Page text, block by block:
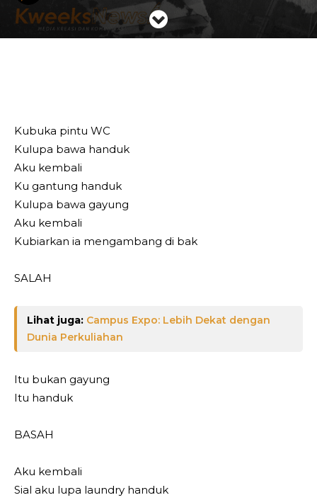
Kubuka pintu WC
Kulupa bawa handuk
Aku kembali
Ku gantung handuk
Kulupa bawa gayung
Aku kembali
Kubiarkan ia mengambang di bak
SALAH
Lihat juga: Campus Expo: Lebih Dekat dengan
Dunia Perkuliahan
Itu bukan gayung
Itu handuk
BASAH
Aku kembali
Sial aku lupa laundry handuk